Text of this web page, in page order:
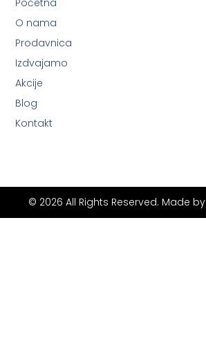
Početna
O nama
Prodavnica
Izdvajamo
Akcije
Blog
Kontakt
© 2026 All Rights Reserved. Made by